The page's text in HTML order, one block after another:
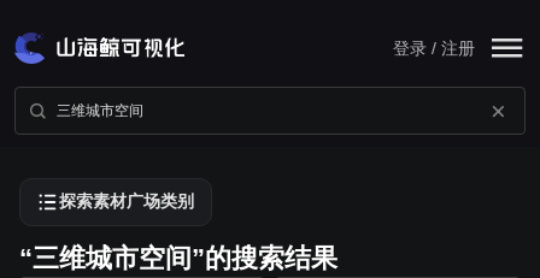
登录 / 注册
探索素材广场类别
“三维城市空间”的搜索结果